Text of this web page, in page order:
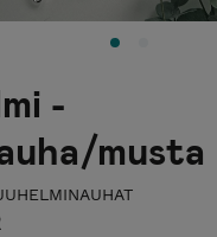
-
musta